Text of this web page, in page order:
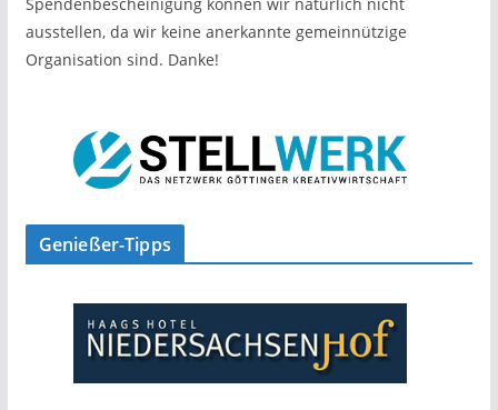
ausstellen, da wir keine anerkannte gemeinnützige
Organisation sind. Danke!
Genießer-Tipps